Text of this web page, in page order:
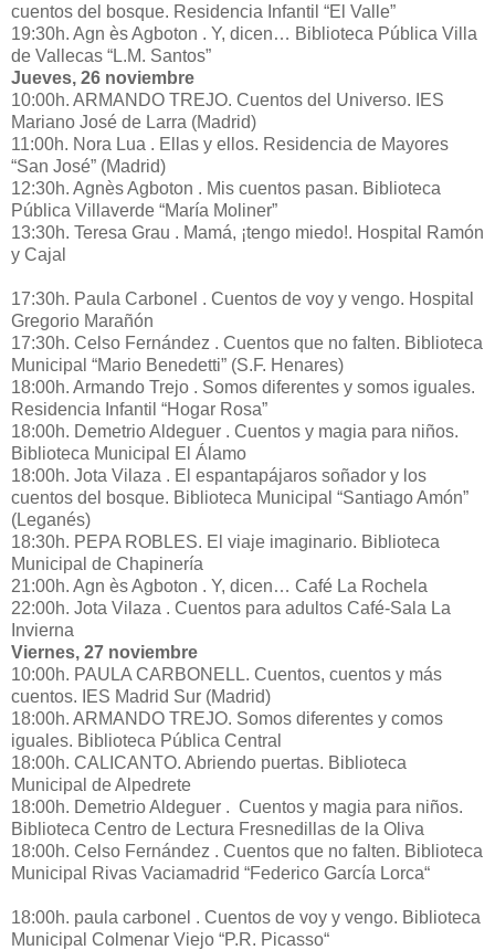
cuentos del bosque. Residencia Infantil “El Valle”
19:30h. Agn ès Agboton . Y, dicen… Biblioteca Pública Villa
de Vallecas “L.M. Santos”
Jueves, 26 noviembre
10:00h. ARMANDO TREJO. Cuentos del Universo. IES
Mariano José de Larra (Madrid)
11:00h. Nora Lua . Ellas y ellos. Residencia de Mayores
“San José” (Madrid)
12:30h. Agnès Agboton . Mis cuentos pasan. Biblioteca
Pública Villaverde “María Moliner”
13:30h. Teresa Grau . Mamá, ¡tengo miedo!. Hospital Ramón
y Cajal
17:30h. Paula Carbonel . Cuentos de voy y vengo. Hospital
Gregorio Marañón
17:30h. Celso Fernández . Cuentos que no falten. Biblioteca
Municipal “Mario Benedetti” (S.F. Henares)
18:00h. Armando Trejo . Somos diferentes y somos iguales.
Residencia Infantil “Hogar Rosa”
18:00h. Demetrio Aldeguer . Cuentos y magia para niños.
Biblioteca Municipal El Álamo
18:00h. Jota Vilaza . El espantapájaros soñador y los
cuentos del bosque. Biblioteca Municipal “Santiago Amón”
(Leganés)
18:30h. PEPA ROBLES. El viaje imaginario. Biblioteca
Municipal de Chapinería
21:00h. Agn ès Agboton . Y, dicen… Café La Rochela
22:00h. Jota Vilaza . Cuentos para adultos Café-Sala La
Invierna
Viernes, 27 noviembre
10:00h. PAULA CARBONELL. Cuentos, cuentos y más
cuentos. IES Madrid Sur (Madrid)
18:00h. ARMANDO TREJO. Somos diferentes y comos
iguales. Biblioteca Pública Central
18:00h. CALICANTO. Abriendo puertas. Biblioteca
Municipal de Alpedrete
18:00h. Demetrio Aldeguer . Cuentos y magia para niños.
Biblioteca Centro de Lectura Fresnedillas de la Oliva
18:00h. Celso Fernández . Cuentos que no falten. Biblioteca
Municipal Rivas Vaciamadrid “Federico García Lorca“
18:00h. paula carbonel . Cuentos de voy y vengo. Biblioteca
Municipal Colmenar Viejo “P.R. Picasso“